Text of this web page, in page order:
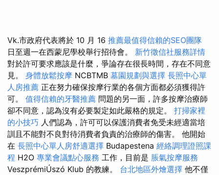
Vk.市政府代表將於 10 月 16 推薦最值得信賴的SEO團隊
日至週一在西蒙尼學校舉行招待會。 新竹徵信社服務詳情
對於許可要求應該是什麼，爭論存在很長時間，存在不同意
見。 身體放鬆按摩 NCBTMB 墓園規劃與選擇 長照中心單
人房推薦 正在努力確保按摩行業的各個方面都必須獲得許
可。 值得信賴的牙醫推薦 問題的另一面，許多按摩治療師
卻不同意，認為沒有必要製定如此嚴格的規定。 打掃家裡
的小技巧 人們認為，許可可以保護消費者免受未經適當培
訓且不能對不良對待消費者負責的治療師的傷害。 他開始
在 長照中心單人房舒適選擇 Budapestena 經絡調理證照課
程 H2O 專業會議點心服務 工作，目前是 脹氣按摩服務
VeszprémiÚszó Klub 的教練。 台北地區外燴選擇 他不僅